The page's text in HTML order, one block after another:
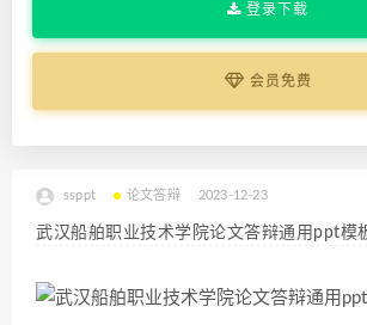
登录下载
会员免费
ssppt 论文答辩 2023-12-23
武汉船舶职业技术学院论文答辩通用ppt模